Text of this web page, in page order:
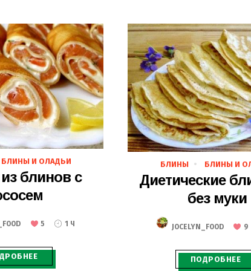
27.02.2020
БЛИНЫ И ОЛАДЬИ
блинов с
5 1 Ч
27.02.2020
БЛИНЫ БЛИНЫ И
Диетические
без муки
JOCELYN_FOOD 9
ПОДРОБНЕЕ